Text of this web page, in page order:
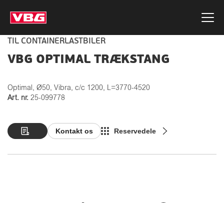
TIL CONTAINERLASTBILER
VBG OPTIMAL TRÆKSTANG
Optimal, Ø50, Vibra, c/c 1200, L=3770-4520
Art. nr. 25-099778
Kontakt os Reservedele